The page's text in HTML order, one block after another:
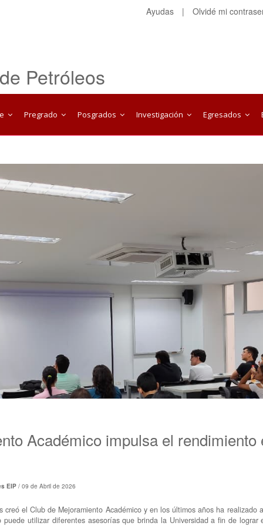
Ayudas | Olvidé mi
Petróleos
Pregrado Posgrados Investigación Egresados